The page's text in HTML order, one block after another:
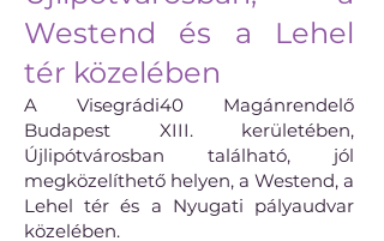
Westend és a Lehel
tér közelében
A Visegrádi40 Magánrendelő
Budapest XIII. kerületében,
Újlipótvárosban található, jól
megközelíthető helyen, a Westend, a
Lehel tér és a Nyugati pályaudvar
közelében.